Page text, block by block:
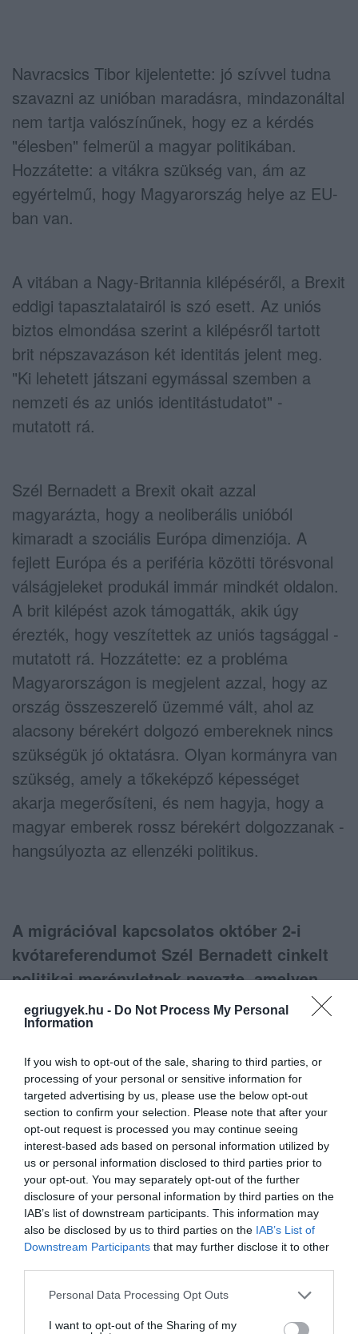
egriugyek.hu - Do Not Process My Personal
Information
If you wish to opt-out of the sale, sharing to third parties, or
processing of your personal or sensitive information for
targeted advertising by us, please use the below opt-out
section to confirm your selection. Please note that after your
opt-out request is processed you may continue seeing
interest-based ads based on personal information utilized by
us or personal information disclosed to third parties prior to
your opt-out. You may separately opt-out of the further
disclosure of your personal information by third parties on the
IAB’s list of downstream participants. This information may
also be disclosed by us to third parties on the IAB’s List of
Downstream Participants that may further disclose it to other
Please note that this website/app uses one or more Google
not limited to your visit or usage behaviour. You may click to
Personal Data Processing Opt Outs
I want to opt-out of the Sharing of my
Navracsics Tibor kijelentette: jó szívvel tudna
szavazni az unióban maradásra, mindazonáltal
nem tartja valószínűnek, hogy ez a kérdés
"élesben" felmerül a magyar politikában.
Hozzátette: a vitákra szükség van, ám az
egyértelmű, hogy Magyarország helye az EU-
ban van.
A vitában a Nagy-Britannia kilépéséről, a Brexit
eddigi tapasztalatairól is szó esett. Az uniós
biztos elmondása szerint a kilépésről tartott
brit népszavazáson két identitás jelent meg.
"Ki lehetett játszani egymással szemben a
nemzeti és az uniós identitástudatot" -
mutatott rá.
Szél Bernadett a Brexit okait azzal
magyarázta, hogy a neoliberális unióból
kimaradt a szociális Európa dimenziója. A
fejlett Európa és a periféria közötti törésvonal
válságjeleket produkál immár mindkét oldalon.
A brit kilépést azok támogatták, akik úgy
érezték, hogy veszítettek az uniós tagsággal -
mutatott rá. Hozzátette: ez a probléma
Magyarországon is megjelent azzal, hogy az
ország összeszerelő üzemmé vált, ahol az
alacsony bérekért dolgozó embereknek nincs
szükségük jó oktatásra. Olyan kormányra van
szükség, amely a tőkeképző képességet
akarja megerősíteni, és nem hagyja, hogy a
magyar emberek rossz bérekért dolgozzanak -
hangsúlyozta az ellenzéki politikus.
A migrációval kapcsolatos október 2-i
kvótareferendumot Szél Bernadett cinkelt
politikai merényletnek nevezte, amelyen
nem muszáj részt venni.
Navracsics Tibor viszont hangsúlyozta: elmegy
szavazni, és nemmel fog szavazni. Szerinte
nem rendkívüli, hogy ilyen erős jogosítványt
adnak a választók a parlamentnek a kormány
Európa-politikai mandátumának
meghatározásához.
Ne maradjon le a legfrissebb hírekről, kövessen